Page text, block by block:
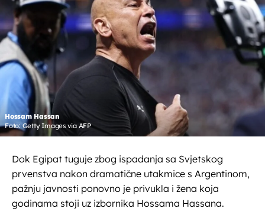
Hossam Hassan
Foto: Getty Images via AFP
Dok Egipat tuguje zbog ispadanja sa Svjetskog
prvenstva nakon dramatične utakmice s Argentinom,
pažnju javnosti ponovno je privukla i žena koja
godinama stoji uz izbornika Hossama Hassana.
OMOGUĆI OBAVIJESTI